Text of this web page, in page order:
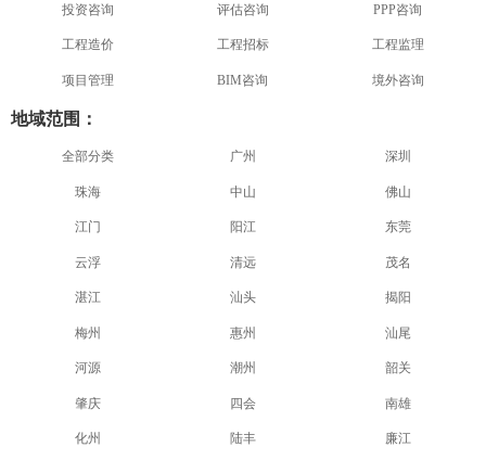
投资咨询 评估咨询 PPP咨询
工程造价 工程招标 工程监理
项目管理 BIM咨询 境外咨询
地域范围：
全部分类 广州 深圳
珠海 中山 佛山
江门 阳江 东莞
云浮 清远 茂名
湛江 汕头 揭阳
梅州 惠州 汕尾
河源 潮州 韶关
肇庆 四会 南雄
化州 陆丰 廉江